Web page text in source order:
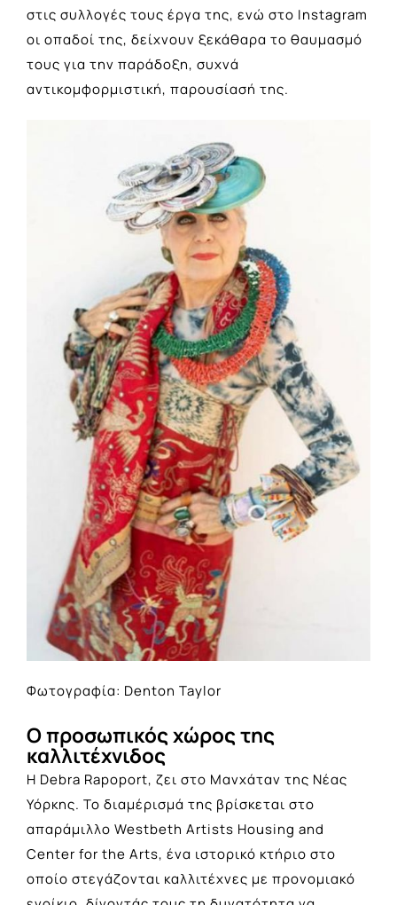
στις συλλογές τους έργα της, ενώ στο Instagram
οι οπαδοί της, δείχνουν ξεκάθαρα το θαυμασμό
τους για την παράδοξη, συχνά
αντικομφορμιστική, παρουσίασή της.
Φωτογραφία: Denton Taylor
Ο προσωπικός χώρος της
καλλιτέχνιδος
Η Debra Rapoport, ζει στο Μανχάταν της Νέας
Υόρκης. Το διαμέρισμά της βρίσκεται στο
απαράμιλλο Westbeth Artists Housing and
Center for the Arts, ένα ιστορικό κτήριο στο
οποίο στεγάζονται καλλιτέχνες με προνομιακό